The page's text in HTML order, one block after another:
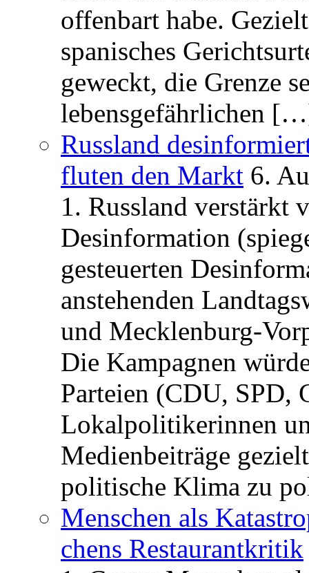
offenbart habe.
spanisches
geweckt, die Grenze
lebensgefährlichen
Russland
fluten den Markt 6.
1. Russland verstärkt
Desinformation
gesteuerten
anstehenden
und Mecklenburg-
Die Kampagnen
Parteien (CDU, SPD,
Lokalpolitikerinnen
Medienbeiträge
politische Klima zu
Menschen als
chens Restau­rant­kritik